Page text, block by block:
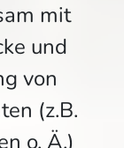
mit
und
von
(z.B.
o. Ä.)